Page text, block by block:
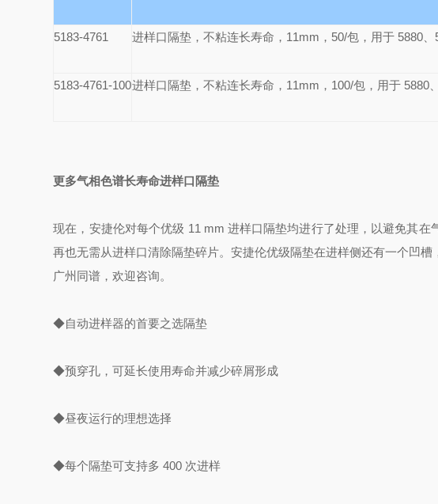
5183-4761 进样口隔垫，不粘连长寿命，11mm，50/包，用于 5880
5183-4761-100进样口隔垫，不粘连长寿命，11mm，100/包，用于 5880
更多气相色谱长寿命进样口隔垫
现在，安捷伦对每个优级 11 mm 进样口隔垫均进行了处理，以避免其
再也无需从进样口清除隔垫碎片。安捷伦优级隔垫在进样侧还有一个凹
广州同谱，欢迎咨询。
◆自动进样器的首要之选隔垫
◆预穿孔，可延长使用寿命并减少碎屑形成
◆昼夜运行的理想选择
◆每个隔垫可支持多 400 次进样